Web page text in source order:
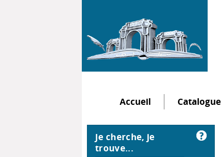
Accueil Catalogue
Je cherche, je
trouve...